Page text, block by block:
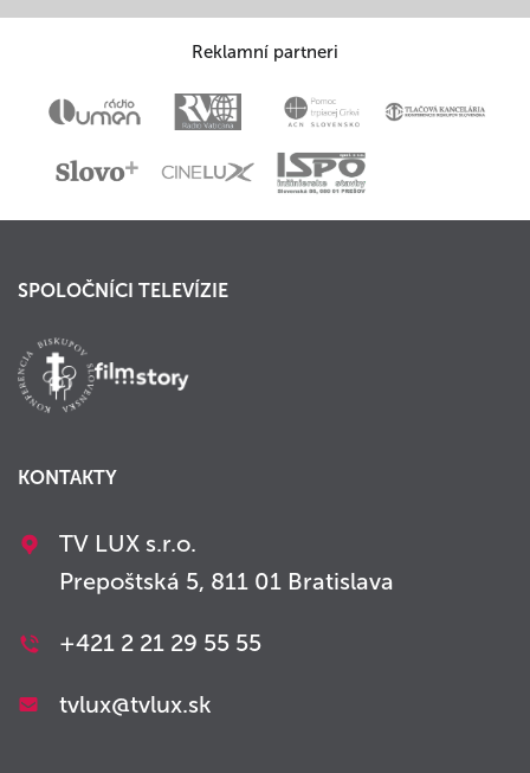
Reklamní partneri
SPOLOČNÍCI TELEVÍZIE
KONTAKTY
TV LUX s.r.o.
Prepoštská 5, 811 01 Bratislava
+421 2 21 29 55 55
tvlux@tvlux.sk